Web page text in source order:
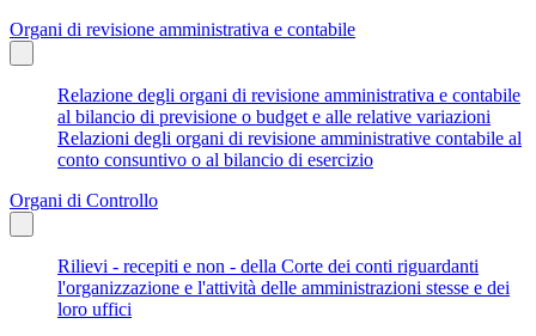
Organi di revisione amministrativa e contabile
Relazione degli organi di revisione amministrativa e contabile
al bilancio di previsione o budget e alle relative variazioni
Relazioni degli organi di revisione amministrative contabile al
conto consuntivo o al bilancio di esercizio
Organi di Controllo
Rilievi - recepiti e non - della Corte dei conti riguardanti
l'organizzazione e l'attività delle amministrazioni stesse e dei
loro uffici